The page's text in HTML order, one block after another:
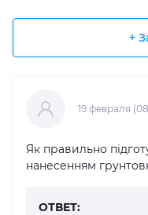
+
19 февраля
Як правильно
нанесенням
ОТВЕТ: